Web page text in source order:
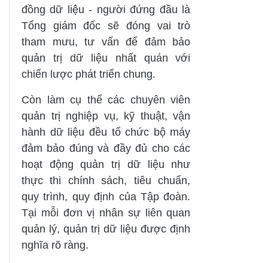
đồng dữ liệu - người đứng đầu là
Tổng giám đốc sẽ đóng vai trò
tham mưu, tư vấn để đảm bảo
quản trị dữ liệu nhất quán với
chiến lược phát triển chung.
Còn làm cụ thể các chuyên viên
quản trị nghiệp vụ, kỹ thuật, vận
hành dữ liệu đều tổ chức bộ máy
đảm bảo đúng và đầy đủ cho các
hoạt động quản trị dữ liệu như
thực thi chính sách, tiêu chuẩn,
quy trình, quy định của Tập đoàn.
Tại mỗi đơn vị nhân sự liên quan
quản lý, quản trị dữ liệu được định
nghĩa rõ ràng.